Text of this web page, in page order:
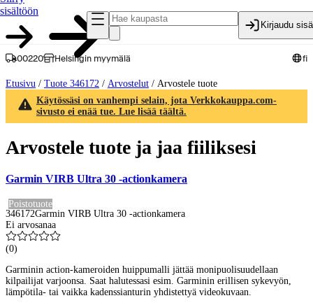
sisältöön
Kirjaudu
00220 Helsingin myymälä fi
Etusivu / Tuote 346172 / Arvostelut / Arvostele tuote
Käytössäsi on vanhempi selain, jota Verkkokauppa.com-
sivusto ei enää tue. Lue lisää täältä.
Arvostele tuote ja jaa fiiliksesi
Garmin VIRB Ultra 30 -actionkamera
Poistotuote
346172Garmin VIRB Ultra 30 -actionkamera
Ei arvosanaa
(0)
Garminin action-kameroiden huippumalli jättää monipuolisuudellaan
kilpailijat varjoonsa. Saat halutessasi esim. Garminin erillisen sykevyön,
lämpötila- tai vaikka kadenssianturin yhdistettyä videokuvaan.